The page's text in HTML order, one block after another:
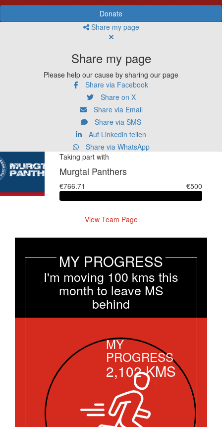
Donate
Share my page
Share my page
Please help our cause by sharing our page
Share via Facebook
Share on X
Share via Email
Share via SMS
Auf Linkedin teilen
Share via WhatsApp
Taking part with
Murgtal Panthers
€766.71 €500
View Team Page
MY PROGRESS
I'm moving 100 kms this
month to leave MS
behind
MY
PROGRESS
2,102KMS